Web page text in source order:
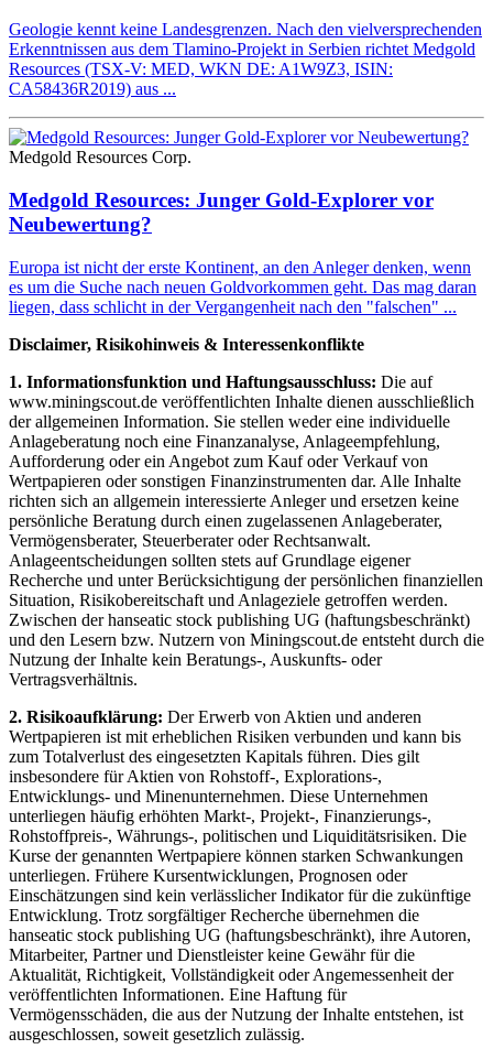
Geologie kennt keine Landesgrenzen. Nach den vielversprechenden
Erkenntnissen aus dem Tlamino-Projekt in Serbien richtet Medgold
Resources (TSX-V: MED, WKN DE: A1W9Z3, ISIN:
CA58436R2019) aus ...
Medgold Resources Corp.
Medgold Resources: Junger Gold-Explorer vor
Neubewertung?
Europa ist nicht der erste Kontinent, an den Anleger denken, wenn
es um die Suche nach neuen Goldvorkommen geht. Das mag daran
liegen, dass schlicht in der Vergangenheit nach den "falschen" ...
Disclaimer, Risikohinweis & Interessenkonflikte
1. Informationsfunktion und Haftungsausschluss: Die auf
www.miningscout.de veröffentlichten Inhalte dienen ausschließlich
der allgemeinen Information. Sie stellen weder eine individuelle
Anlageberatung noch eine Finanzanalyse, Anlageempfehlung,
Aufforderung oder ein Angebot zum Kauf oder Verkauf von
Wertpapieren oder sonstigen Finanzinstrumenten dar. Alle Inhalte
richten sich an allgemein interessierte Anleger und ersetzen keine
persönliche Beratung durch einen zugelassenen Anlageberater,
Vermögensberater, Steuerberater oder Rechtsanwalt.
Anlageentscheidungen sollten stets auf Grundlage eigener
Recherche und unter Berücksichtigung der persönlichen finanziellen
Situation, Risikobereitschaft und Anlageziele getroffen werden.
Zwischen der hanseatic stock publishing UG (haftungsbeschränkt)
und den Lesern bzw. Nutzern von Miningscout.de entsteht durch die
Nutzung der Inhalte kein Beratungs-, Auskunfts- oder
Vertragsverhältnis.
2. Risikoaufklärung: Der Erwerb von Aktien und anderen
Wertpapieren ist mit erheblichen Risiken verbunden und kann bis
zum Totalverlust des eingesetzten Kapitals führen. Dies gilt
insbesondere für Aktien von Rohstoff-, Explorations-,
Entwicklungs- und Minenunternehmen. Diese Unternehmen
unterliegen häufig erhöhten Markt-, Projekt-, Finanzierungs-,
Rohstoffpreis-, Währungs-, politischen und Liquiditätsrisiken. Die
Kurse der genannten Wertpapiere können starken Schwankungen
unterliegen. Frühere Kursentwicklungen, Prognosen oder
Einschätzungen sind kein verlässlicher Indikator für die zukünftige
Entwicklung. Trotz sorgfältiger Recherche übernehmen die
hanseatic stock publishing UG (haftungsbeschränkt), ihre Autoren,
Mitarbeiter, Partner und Dienstleister keine Gewähr für die
Aktualität, Richtigkeit, Vollständigkeit oder Angemessenheit der
veröffentlichten Informationen. Eine Haftung für
Vermögensschäden, die aus der Nutzung der Inhalte entstehen, ist
ausgeschlossen, soweit gesetzlich zulässig.